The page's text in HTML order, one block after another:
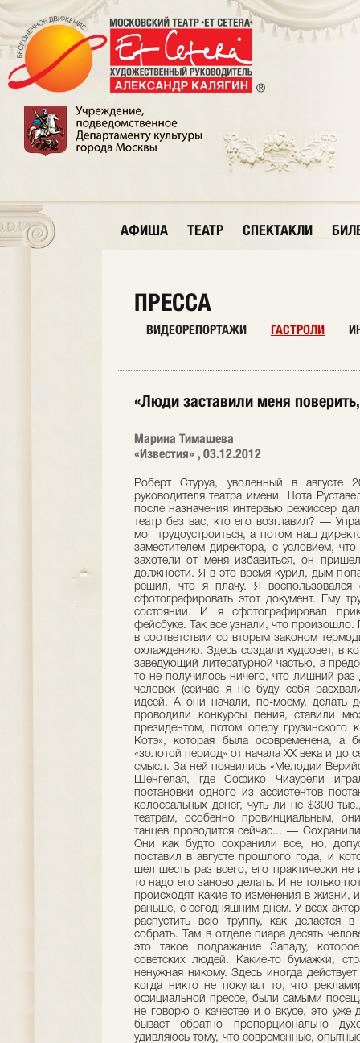
АФИША ТЕАТР СПЕКТАКЛИ
ПРЕССА
ВИДЕОРЕПОРТАЖИ ГАСТРОЛИ
«Люди заставили меня
Марина Тимашева
«Известия» , 03.12.2012
Роберт Стуруа, уволенный в августе 2011-го с должности художественного руководителя театра имени Шота Руставели, вновь займет этот пост. Свое первое после назначения интервью режиссер дал корреспонденту «Известий».— Как жил театр без вас, кто его возглавил? — Управляющим стал актер, который долго не мог трудоустроиться, а потом наш директор (Георгий Тевзадзе) принял его в штат заместителем директора, с условием, что он будет играть роли. Но когда власти захотели от меня избавиться, он пришел с приказом о моем освобождении от должности. Я в это время курил, дым попал в глаз, глаз заслезился и, видимо, он решил, что я плачу. Я воспользовался ситуацией и попросил разрешить мне сфотографировать этот документ. Ему трудно было отказать мне, раз я в таком состоянии. И я сфотографировал приказ, тут же поместил фотографию в фейсбуке. Так все узнали, что произошло. После того, как я ушел, все происходило в соответствии со вторым законом термодинамики, то есть стремилось к хаосу и к охлаждению. Здесь создали худсовет, в который вошли актеры, главный режиссер, заведующий литературной частью, а председателем был сам управляющий, но как-то не получилось ничего, что лишний раз доказывает: театром должен руководить человек (сейчас я не буду себя расхваливать) с определенной художественной идеей. А они начали, по-моему, делать деньги — сдавали в аренду помещение, проводили конкурсы пения, ставили мюзиклы, которые были заказаны нашим президентом, потом оперу грузинского классика Владимира Канделаки «Кэто и Котэ», которая была осовременена, а без тбилисского фона (я имею в виду «золотой период» от начала ХХ века и до середины 1920-х годов) она теряет всякий смысл. За ней появились «Мелодии Верийского квартала», римейк фильма Георгия Шенгелая, где Софико Чиаурели играла главную роль. Позвали для этой постановки одного из ассистентов постановки «Нотр-Дам де Пари», все стоило колоссальных денег, чуть ли не $300 тыс., которые можно было дать несчастным театрам, особенно провинциальным, они живут ужасно. Еще конкурс бальных танцев проводится сейчас... — Сохранились ли ваши спектакли в репертуаре? — Они как будто сохранили все, но, допустим, последний спектакль, который я поставил в августе прошлого года, и который получил премию Марджанишвили, шел шесть раз всего, его практически не играли. А если год не играть спектакль, то надо его заново делать. И не только потому, что он забывается, но и потому, что происходят какие-то изменения в жизни, и актеры теряют связь с тем, что сделано раньше, с сегодняшним днем. У всех актеров кончается в январе договор. И я хочу распустить всю труппу, как делается в нормальных театрах, а потом заново собрать. Там в отделе пиара десять человек сидит с очень большими зарплатами, это такое подражание Западу, которое мне кажется смешным для бывших советских людей. Какие-то бумажки, странная реклама, может, и красивая, но ненужная никому. Здесь иногда действует злополучный закон советской рекламы, когда никто не покупал то, что рекламировали, а спектакли, которые ругали в официальной прессе, были самыми посещаемыми. Как будто бы что-то строится, я не говорю о качестве и о вкусе, это уже другой вопрос, но строительство иногда бывает обратно пропорционально духовному состоянию народа. Я всегда удивляюсь тому, что современные, опытные журналисты, критически отзывающиеся о своей стране, о России, в Грузии отчего-то многого не замечают, становятся такими благодушными, восторженными. Считают, например, что здесь праздник демократии, приводят в пример полицию, которая им кажется не коррумпированной, а на самом деле все это не так. Мой спектакль «Человек Леон!» по произведению Ильи Чавчавадзе, по свободному изложению этого произведения, был поставлен в 2000 году в такой острой гротескной форме. Там в имение разорившегося князя приезжает шотландец в юбке, еще какая-то женщина шикарная, и они начинают покупать дома, имение это. А у князя — сосед. Мама его — грузинская княгиня, отец — русский. И он говорит: «Продали, все продали, имение продали, земли продали». На что этот герой в слезах, потому что у него на руках умирает жена, говорит: «Чего хотят от нас европейцы? Пусть оставят нас в покое». И вот такое состояние сейчас у нашего народа. Как будто я это предсказал. Сейчас вот на Запад поехал «агнец» наш, президент, и сказал, что в Грузии начинаются политические аресты, что там идет травля честных демократов, и они сразу всполошились: «Как это страшно, что вы делаете». — Только что у вас в Грузии не было работы, вы ставили спектакли в Москве. Теперь вас снова назначили худруком театра имени Руставели, да еще говорят, что Бидзина Иванишвили «построил» для вас еще один театр. Рады ли вы, что оказались правителем сразу трех королевств? — Когда меня уволили, Иванишвили предложил отремонтировать здание бывшей фабрики «Зингер» (у наших бабушек были, помните, такие замечательные швейные машинки, они и сейчас функционируют). В советские времена, когда связи с иностранными фабрикантами были